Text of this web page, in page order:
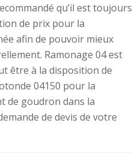
qu’il est toujours
de prix pour la
afin de pouvoir mieux
Ramonage 04 est
être à la disposition de
04150 pour la
de goudron dans la
de devis de votre